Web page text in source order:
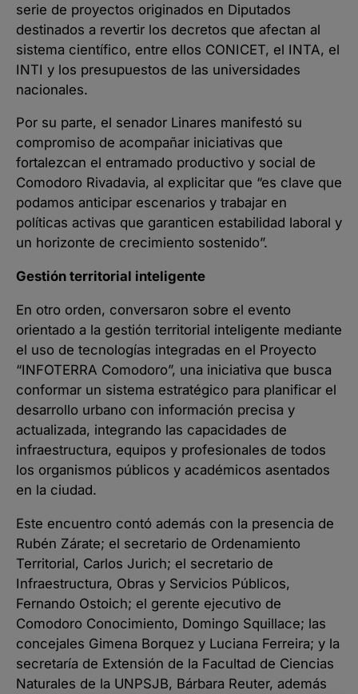
serie de proyectos originados en Diputados
destinados a revertir los decretos que afectan al
sistema científico, entre ellos CONICET, el INTA, el
INTI y los presupuestos de las universidades
nacionales.
Por su parte, el senador Linares manifestó su
compromiso de acompañar iniciativas que
fortalezcan el entramado productivo y social de
Comodoro Rivadavia, al explicitar que “es clave que
podamos anticipar escenarios y trabajar en
políticas activas que garanticen estabilidad laboral y
un horizonte de crecimiento sostenido”.
Gestión territorial inteligente
En otro orden, conversaron sobre el evento
orientado a la gestión territorial inteligente mediante
el uso de tecnologías integradas en el Proyecto
“INFOTERRA Comodoro”, una iniciativa que busca
conformar un sistema estratégico para planificar el
desarrollo urbano con información precisa y
actualizada, integrando las capacidades de
infraestructura, equipos y profesionales de todos
los organismos públicos y académicos asentados
en la ciudad.
Este encuentro contó además con la presencia de
Rubén Zárate; el secretario de Ordenamiento
Territorial, Carlos Jurich; el secretario de
Infraestructura, Obras y Servicios Públicos,
Fernando Ostoich; el gerente ejecutivo de
Comodoro Conocimiento, Domingo Squillace; las
concejales Gimena Borquez y Luciana Ferreira; y la
secretaría de Extensión de la Facultad de Ciencias
Naturales de la UNPSJB, Bárbara Reuter, además